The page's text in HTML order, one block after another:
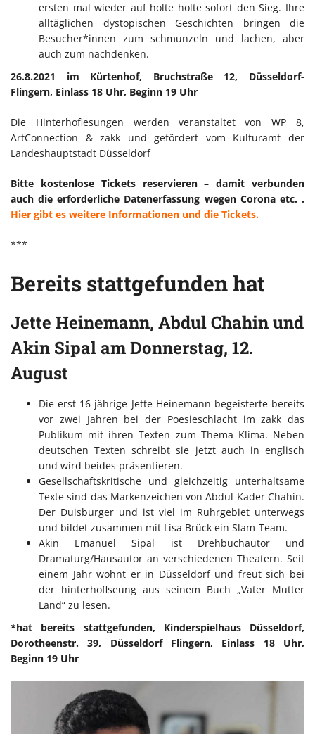
ersten mal wieder auf holte holte sofort den Sieg. Ihre
alltäglichen dystopischen Geschichten bringen die
Besucher*innen zum schmunzeln und lachen, aber
auch zum nachdenken.
26.8.2021 im Kürtenhof, Bruchstraße 12, Düsseldorf-
Flingern, Einlass 18 Uhr, Beginn 19 Uhr
Die Hinterhoflesungen werden veranstaltet von WP 8,
ArtConnection & zakk und gefördert vom Kulturamt der
Landeshauptstadt Düsseldorf
Bitte kostenlose Tickets reservieren – damit verbunden
auch die erforderliche Datenerfassung wegen Corona etc. .
Hier gibt es weitere Informationen und die Tickets.
***
Bereits stattgefunden hat
Jette Heinemann, Abdul Chahin und
Akin Sipal am Donnerstag, 12.
August
Die erst 16-jährige Jette Heinemann begeisterte bereits
vor zwei Jahren bei der Poesieschlacht im zakk das
Publikum mit ihren Texten zum Thema Klima. Neben
deutschen Texten schreibt sie jetzt auch in englisch
und wird beides präsentieren.
Gesellschaftskritische und gleichzeitig unterhaltsame
Texte sind das Markenzeichen von Abdul Kader Chahin.
Der Duisburger und ist viel im Ruhrgebiet unterwegs
und bildet zusammen mit Lisa Brück ein Slam-Team.
Akin Emanuel Sipal ist Drehbuchautor und
Dramaturg/Hausautor an verschiedenen Theatern. Seit
einem Jahr wohnt er in Düsseldorf und freut sich bei
der hinterhoflseung aus seinem Buch „Vater Mutter
Land“ zu lesen.
*hat bereits stattgefunden, Kinderspielhaus Düsseldorf,
Dorotheenstr. 39, Düsseldorf Flingern, Einlass 18 Uhr,
Beginn 19 Uhr